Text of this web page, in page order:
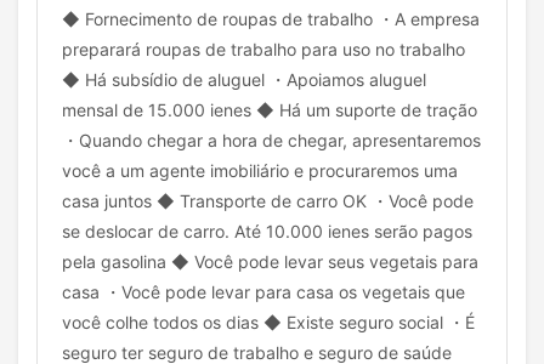
◆ Fornecimento de roupas de trabalho ・A empresa
preparará roupas de trabalho para uso no trabalho
◆ Há subsídio de aluguel ・Apoiamos aluguel
mensal de 15.000 ienes ◆ Há um suporte de tração
・Quando chegar a hora de chegar, apresentaremos
você a um agente imobiliário e procuraremos uma
casa juntos ◆ Transporte de carro OK ・Você pode
se deslocar de carro. Até 10.000 ienes serão pagos
pela gasolina ◆ Você pode levar seus vegetais para
casa ・Você pode levar para casa os vegetais que
você colhe todos os dias ◆ Existe seguro social ・É
seguro ter seguro de trabalho e seguro de saúde